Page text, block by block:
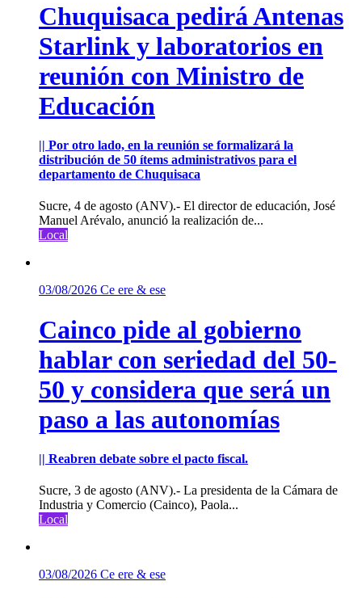
Chuquisaca pedirá Antenas
Starlink y laboratorios en
reunión con Ministro de
Educación
|| Por otro lado, en la reunión se formalizará la
distribución de 50 ítems administrativos para el
departamento de Chuquisaca
Sucre, 4 de agosto (ANV).- El director de educación, José
Manuel Arévalo, anunció la realización de...
Local
03/08/2026 Ce ere & ese
Cainco pide al gobierno
hablar con seriedad del 50-
50 y considera que será un
paso a las autonomías
|| Reabren debate sobre el pacto fiscal.
Sucre, 3 de agosto (ANV).- La presidenta de la Cámara de
Industria y Comercio (Cainco), Paola...
Local
03/08/2026 Ce ere & ese